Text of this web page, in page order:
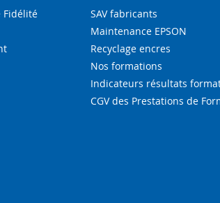
Fidélité
SAV fabricants
Maintenance EPSON
Recyclage encres
Nos formations
Indicateurs résultats
CGV des Prestations de